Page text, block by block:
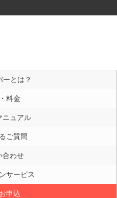
ーとは？
料金
ニュアル
ご質問
合わせ
サービス
申込